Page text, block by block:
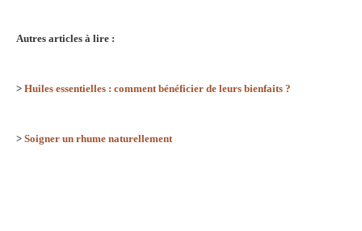
Autres articles à lire :
> Huiles essentielles : comment bénéficier de leurs bienfaits ?
> Soigner un rhume naturellement